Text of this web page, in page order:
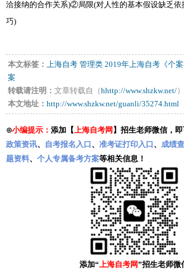
洽接纳的合作关系)②局限(对人性的基本假设缺乏依
巧)
本文标签： 上海自考 管理类 2019年上海自考《个
案
转载请注明： 文章转载自（hhttp://www.shzkw.net/）
本文地址： http://www.shzkw.net/guanli/35274.html
⊙小编提示： 添加【 上海自考网 】招生老师微信，
政策资讯、 自考报名入口 、 准考证打印入口 、 成绩
题资料、 个人专属备考方案等相关信息！
添加“上海自考网”招生老师微